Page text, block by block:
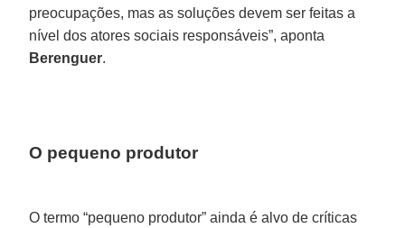
preocupações, mas as soluções devem ser feitas a
nível dos atores sociais responsáveis”, aponta
Berenguer.
O pequeno produtor
O termo “pequeno produtor” ainda é alvo de críticas